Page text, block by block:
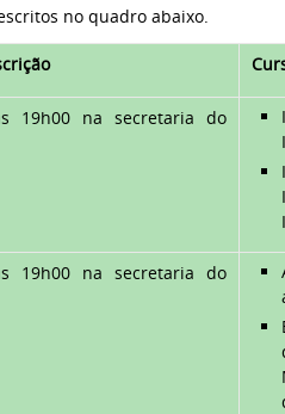
no quadro abaixo.
19h00 na secretaria do
19h00 na secretaria do